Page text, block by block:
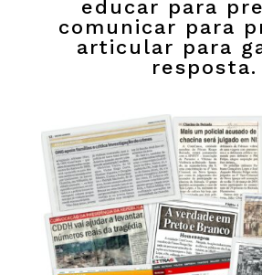
educar para
comunicar para
articular para
resposta.